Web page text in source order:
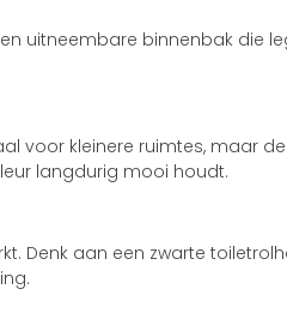
uitneembare binnenbak die
kleinere ruimtes, maar
langdurig mooi houdt.
Denk aan een zwarte